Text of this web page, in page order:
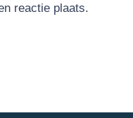
reactie plaats.